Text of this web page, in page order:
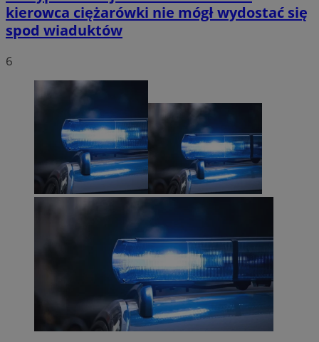
kierowca ciężarówki nie mógł wydostać się
spod wiaduktów
6